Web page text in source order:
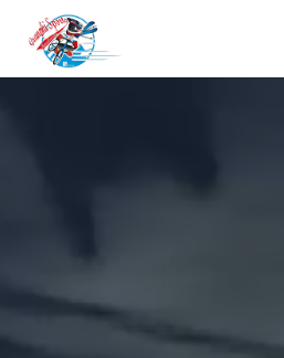
Cookies management panel